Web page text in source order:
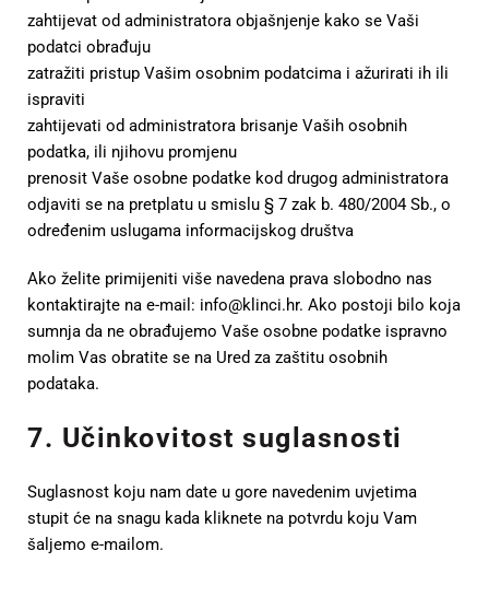
zahtijevat od administratora objašnjenje kako se Vaši
podatci obrađuju
zatražiti pristup Vašim osobnim podatcima i ažurirati ih ili
ispraviti
zahtijevati od administratora brisanje Vaših osobnih
podatka, ili njihovu promjenu
prenosit Vaše osobne podatke kod drugog administratora
odjaviti se na pretplatu u smislu § 7 zak b. 480/2004 Sb., o
određenim uslugama informacijskog društva
Ako želite primijeniti više navedena prava slobodno nas
kontaktirajte na e-mail: info@klinci.hr. Ako postoji bilo koja
sumnja da ne obrađujemo Vaše osobne podatke ispravno
molim Vas obratite se na Ured za zaštitu osobnih
podataka.
7. Učinkovitost suglasnosti
Suglasnost koju nam date u gore navedenim uvjetima
stupit će na snagu kada kliknete na potvrdu koju Vam
šaljemo e-mailom.